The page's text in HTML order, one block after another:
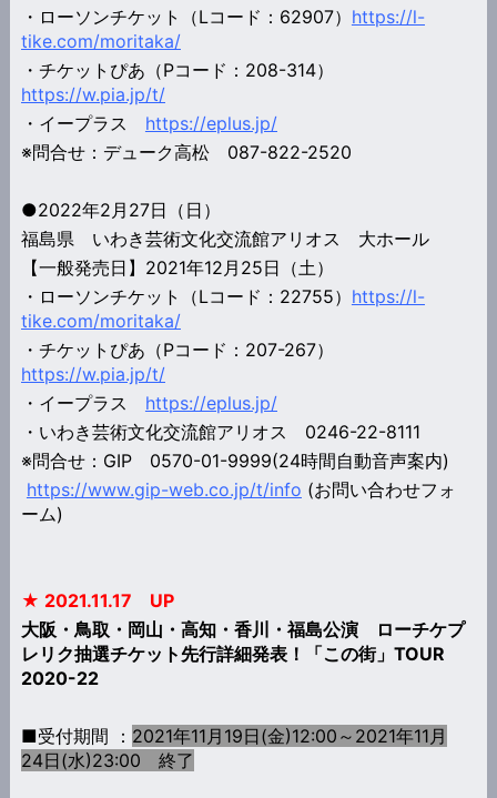
・ローソンチケット（Lコード：62907） https://l-
tike.com/moritaka/
・チケットぴあ（Pコード：208-314）
https://w.pia.jp/t/
・イープラス https://eplus.jp/
※問合せ：デューク高松 087-822-2520
●2022年2月27日（日）
福島県 いわき芸術文化交流館アリオス 大ホール
【一般発売日】2021年12月25日（土）
・ローソンチケット（Lコード：22755） https://l-
tike.com/moritaka/
・チケットぴあ（Pコード：207-267）
https://w.pia.jp/t/
・イープラス https://eplus.jp/
・いわき芸術文化交流館アリオス 0246-22-8111
※問合せ：GIP 0570-01-9999(24時間自動音声案内)
https://www.gip-web.co.jp/t/info (お問い合わせフォ
ーム)
★ 2021.11.17 UP
大阪・鳥取・岡山・高知・香川・福島公演 ローチケプ
レリク抽選チケット先行詳細発表！「この街」TOUR
2020-22
■受付期間 ： 2021年11月19日(金)12:00～2021年11月
24日(水)23:00 終了